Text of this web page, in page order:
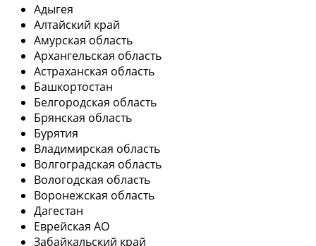
Адыгея
Алтайский край
Амурская область
Архангельская область
Астраханская область
Башкортостан
Белгородская область
Брянская область
Бурятия
Владимирская область
Волгоградская область
Вологодская область
Воронежская область
Дагестан
Еврейская АО
Забайкальский край